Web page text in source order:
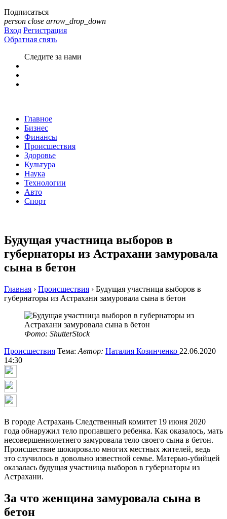
Подписаться
person close arrow_drop_down
Вход Регистрация
Обратная связь
Следите за нами
Главное
Бизнес
Финансы
Происшествия
Здоровье
Культура
Наука
Технологии
Авто
Спорт
Будущая участница выборов в
губернаторы из Астрахани замуровала
сына в бетон
Главная › Происшествия › Будущая участница выборов в
губернаторы из Астрахани замуровала сына в бетон
Фото: ShutterStock
Происшествия Тема: Автор: Наталия Козинченко 22.06.2020
14:30
В городе Астрахань Следственный комитет 19 июня 2020
года обнаружил тело пропавшего ребенка. Как оказалось, мать
несовершеннолетнего замуровала тело своего сына в бетон.
Происшествие шокировало многих местных жителей, ведь
это случилось в довольно известной семье. Матерью-убийцей
оказалась будущая участница выборов в губернаторы из
Астрахани.
За что женщина замуровала сына в
бетон